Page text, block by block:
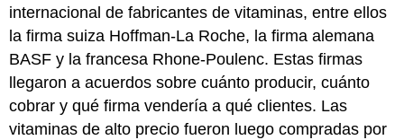
internacional de fabricantes de vitaminas, entre ellos
la firma suiza Hoffman-La Roche, la firma alemana
BASF y la francesa Rhone-Poulenc. Estas firmas
llegaron a acuerdos sobre cuánto producir, cuánto
cobrar y qué firma vendería a qué clientes. Las
vitaminas de alto precio fueron luego compradas por